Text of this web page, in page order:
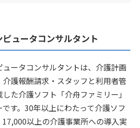
ュータコンサルタント
ータコンサルタントは、介護計画
護報酬請求・スタッフと利用者管
た介護ソフト「介舟ファミリー」
す。30年以上にわたって介護ソフ
17,000以上の介護事業所への導入実